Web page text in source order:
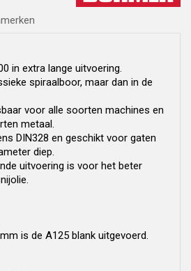
in extra lange uitvoering.
spiraalboor, maar dan in de
voor alle soorten machines en
metaal.
DIN328 en geschikt voor gaten
diep.
uitvoering is voor het beter
is de A125 blank uitgevoerd.